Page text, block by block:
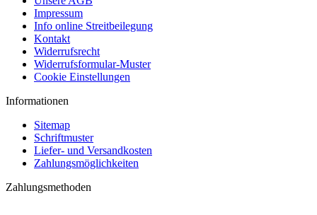
Impressum
Info online Streitbeilegung
Kontakt
Widerrufsrecht
Widerrufsformular-Muster
Cookie Einstellungen
Informationen
Sitemap
Schriftmuster
Liefer- und Versandkosten
Zahlungsmöglichkeiten
Zahlungsmethoden